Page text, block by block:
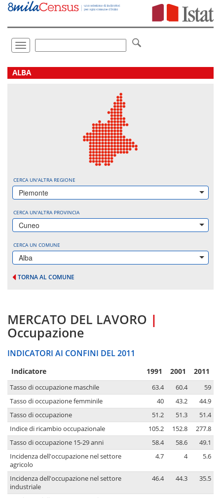
Vai
direttamente
Toggle
navigation
.
ALBA
CERCA UN'ALTRA REGIONE
Piemonte
CERCA UN'ALTRA PROVINCIA
Cuneo
CERCA UN COMUNE
Alba
TORNA AL COMUNE
MERCATO DEL LAVORO |
Occupazione
INDICATORI AI CONFINI DEL 2011
Indicatore 1991 2001 2011
Tasso di occupazione maschile 63.4 60.4
59
Tasso di occupazione femminile
40 43.2
44.9
Tasso di occupazione
51.2 51.3
51.4
Indice di ricambio occupazionale
105.2 152.8
277.8
Tasso di occupazione 15-29 anni
58.4 58.6
49.1
Incidenza dell'occupazione nel settore
agricolo
4.7 4 5.6
Incidenza dell'occupazione nel settore
industriale
46.4 44.3 35.5